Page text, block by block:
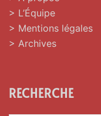
> L’Équipe
> Mentions légales
> Archives
RECHERCHE